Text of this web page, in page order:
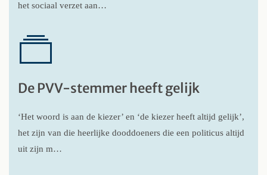
het sociaal verzet aan…
De PVV-stemmer heeft gelijk
‘Het woord is aan de kiezer’ en ‘de kiezer heeft altijd gelijk’,
het zijn van die heerlijke dooddoeners die een politicus altijd
uit zijn m…